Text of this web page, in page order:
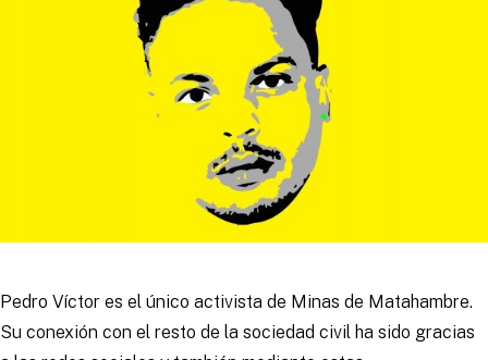
Pedro Víctor es el único activista de Minas de Matahambre.
Su conexión con el resto de la sociedad civil ha sido gracias